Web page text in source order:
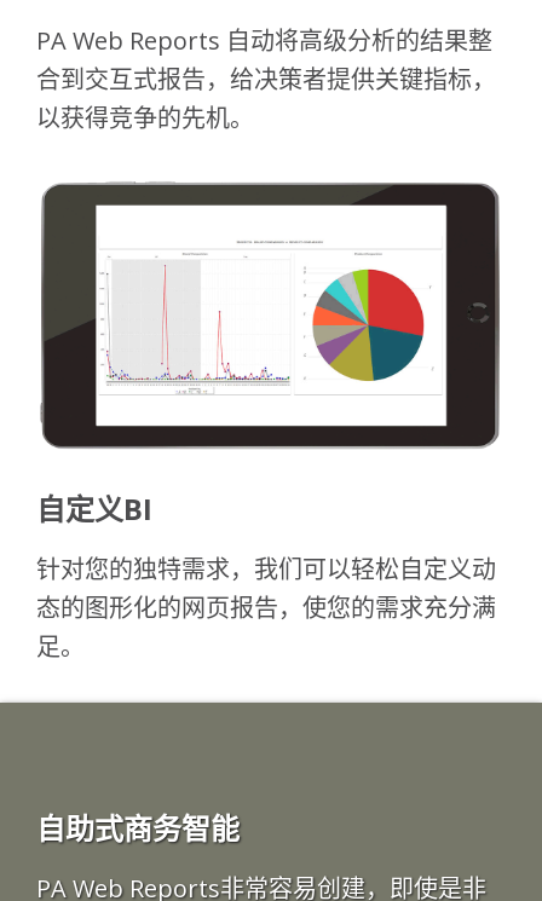
PA Web Reports 自动将高级分析的结果整
合到交互式报告，给决策者提供关键指标，
以获得竞争的先机。
自定义BI
针对您的独特需求，我们可以轻松自定义动
态的图形化的网页报告，使您的需求充分满
足。
自助式商务智能
PA Web Reports非常容易创建，即使是非